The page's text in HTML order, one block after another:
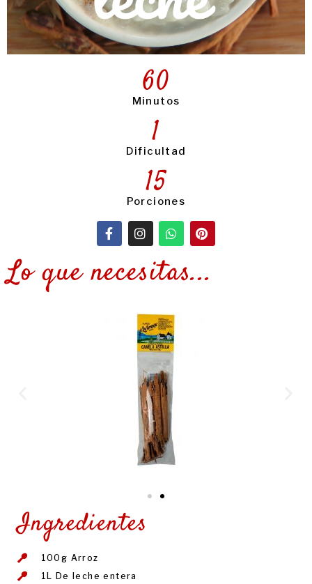
Minutos
60
Dificultad
1
Porciones
15
Lo que necesitas...
Ingredientes
100g Arroz
1L De leche entera